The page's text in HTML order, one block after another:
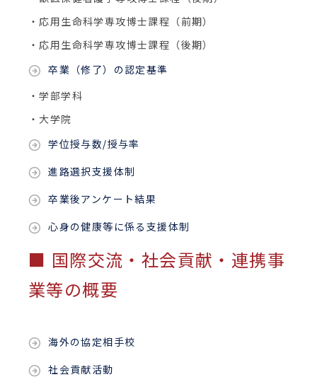
・応用生命科学専攻博士課程（前期）
・応用生命科学専攻博士課程（後期）
卒業（修了）の認定基準
・学部学科
・大学院
学位授与数/授与率
進路選択支援体制
卒業後アンケート結果
心身の健康等に係る支援体制
■ 国際交流・社会貢献・連携事
業等の概要
海外の協定相手校
社会貢献活動